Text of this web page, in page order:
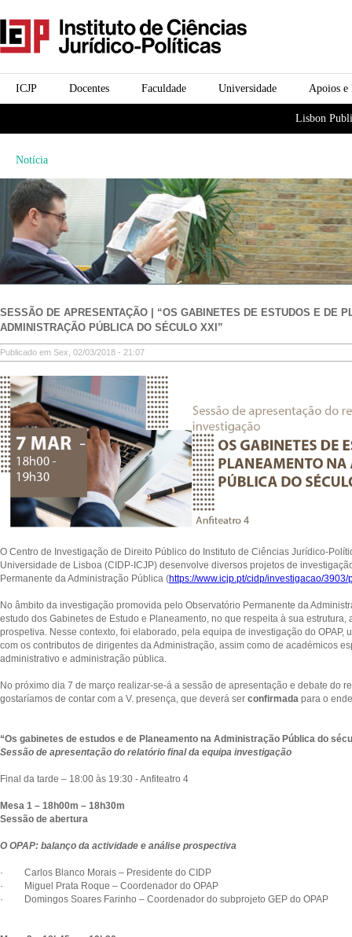
principal
icjp
menu-institucional Apoios e
Universidade
Faculdade
Docentes
ICJP
Lisbon
Notícia
SESSÃO DE APRESENTAÇÃO | “OS GABINETES DE ESTUDOS E DE
ADMINISTRAÇÃO PÚBLICA DO SÉCULO XXI”
Publicado em Sex, 02/03/2018 - 21:07
O Centro de Investigação de Direito Público do Instituto de Ciências Jurídico-
Universidade de Lisboa (CIDP-ICJP) desenvolve diversos projetos de
Permanente da Administração Pública (https://www.icjp.pt/cidp/investigacao/3903/
No âmbito da investigação promovida pelo Observatório Permanente da
estudo dos Gabinetes de Estudo e Planeamento, no que respeita à sua estrutura,
prospetiva. Nesse contexto, foi elaborado, pela equipa de investigação do OPAP,
com os contributos de dirigentes da Administração, assim como de académicos
administrativo e administração pública.
No próximo dia 7 de março realizar-se-á a sessão de apresentação e debate do
gostaríamos de contar com a V. presença, que deverá ser confirmada para o
“Os gabinetes de estudos e de Planeamento na Administração Pública do
Sessão de apresentação do relatório final da equipa investigação
Final da tarde – 18:00 às 19:30 - Anfiteatro 4
Mesa 1 – 18h00m – 18h30m
Sessão de abertura
O OPAP: balanço da actividade e análise prospectiva
· Carlos Blanco Morais – Presidente do CIDP
· Miguel Prata Roque – Coordenador do OPAP
· Domingos Soares Farinho – Coordenador do subprojeto GEP do OPAP